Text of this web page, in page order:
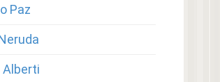
Paz
Alberti